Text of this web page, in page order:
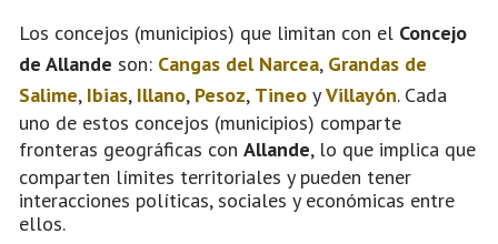
Los concejos (municipios) que limitan con el Concejo
de Allande son: Cangas del Narcea, Grandas de
Salime, Ibias, Illano, Pesoz, Tineo yVillayón. Cada
uno de estos concejos (municipios) comparte
fronteras geográficas con Allande, lo que implica que
comparten límites territoriales y pueden tener
interacciones políticas, sociales y económicas entre
ellos.